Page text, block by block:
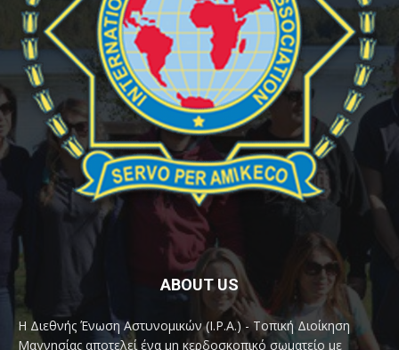
ABOUT US
Η Διεθνής Ένωση Αστυνομικών (I.P.A.) - Τοπική Διοίκηση
Μαγνησίας αποτελεί ένα μη κερδοσκοπικό σωματείο με